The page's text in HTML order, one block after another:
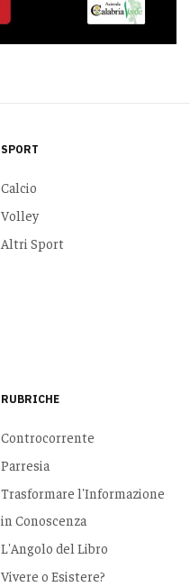
SPORT
Calcio
Volley
Altri Sport
RUBRICHE
Controcorrente
Parresia
Trasformare l'Informazione
in Conoscenza
L'Angolo del Libro
Vivere o Esistere?